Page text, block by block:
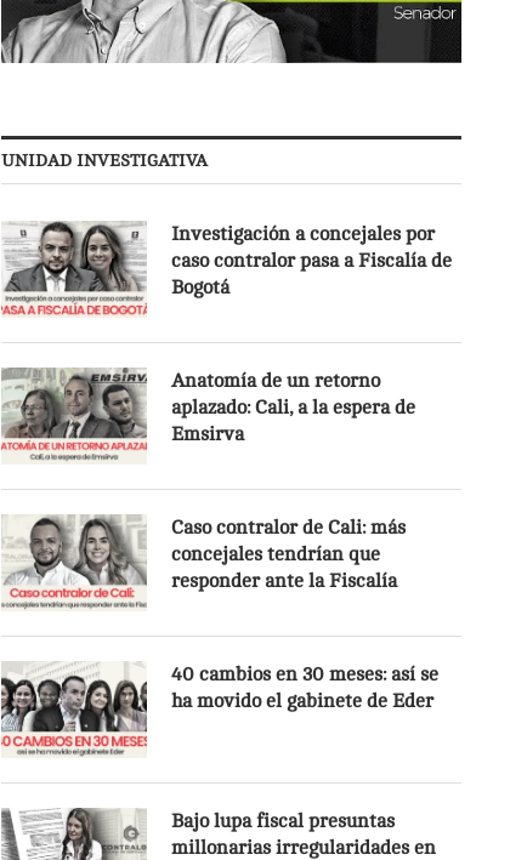
UNIDAD INVESTIGATIVA
Investigación a concejales por
caso contralor pasa a Fiscalía de
Bogotá
Anatomía de un retorno
aplazado: Cali, a la espera de
Emsirva
Caso contralor de Cali: más
concejales tendrían que
responder ante la Fiscalía
40 cambios en 30 meses: así se
ha movido el gabinete de Eder
Bajo lupa fiscal presuntas
millonarias irregularidades en